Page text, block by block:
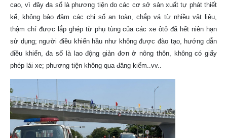
cao, vì đây đa số là phương tiện do các cơ sở sản xuất tự phát thiết
kế, không bảo đảm các chỉ số an toàn, chắp vá từ nhiều vật liệu,
thậm chí được lắp ghép từ phụ tùng của các xe ôtô đã hết niên hạn
sử dụng; người điều khiển hầu như không được đào tạo, hướng dẫn
điều khiển, đa số là lao động giản đơn ở nông thôn, không có giấy
phép lái xe; phương tiện không qua đăng kiểm..vv..